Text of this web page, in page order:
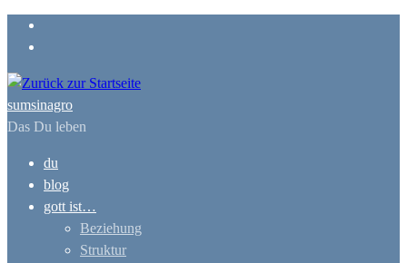
Zum
Inhalt
sumsinagro
Das Du leben
du
blog
gott ist…
Beziehung
Struktur